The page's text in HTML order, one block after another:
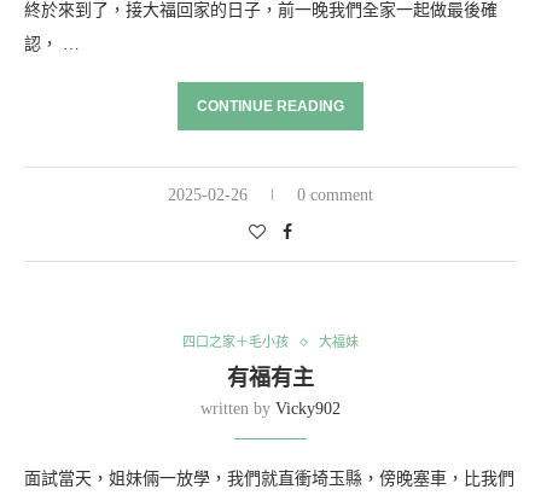
終於來到了，接大福回家的日子，前一晚我們全家一起做最後確
認， …
CONTINUE READING
2025-02-26 0 comment
四口之家＋毛小孩 大福妹
有福有主
written by Vicky902
面試當天，姐妹倆一放學，我們就直衝埼玉縣，傍晚塞車，比我們